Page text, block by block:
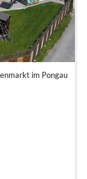
im Pongau